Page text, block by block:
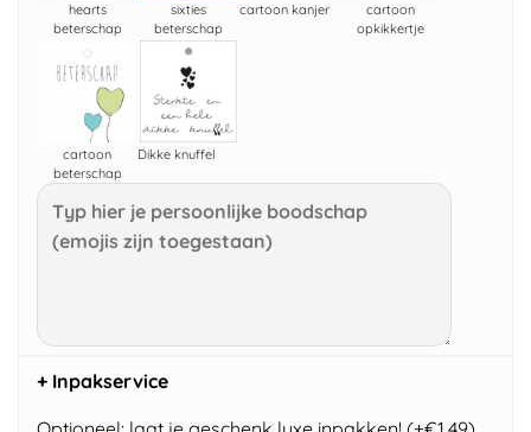
hearts
beterschap
sixties
beterschap
cartoon kanjer
cartoon
opkikkertje
cartoon
beterschap
Dikke knuffel
+ Inpakservice